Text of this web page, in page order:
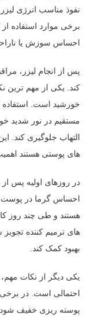
نفوذ مناسب انرژی
برخی موارد
احساس سوزش یا
پس از انجام لیزر،
کند. یکی از مهم ترین
خورشید است. استفاده
مستقیم در نور شدید
التهاب جلوگیری کند.
های پوستی هستند
در روزهای اولیه پس
احساس گرما در پوست
هستند و طی چند روز
های ترمیم کننده
بهبود کمک کند.
یکی دیگر از نکات
احتمالی است. در
پوسته ریزی خفیف